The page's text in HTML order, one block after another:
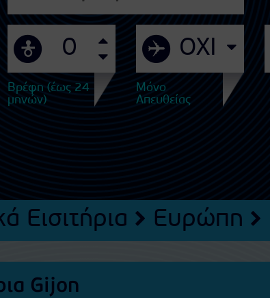
Βρέφη (έως 24
μηνών)
Μόνο
Απευθείας
Εισιτήρια Ευρώπη
Gijon